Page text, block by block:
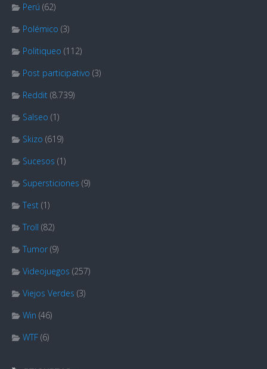
Perú (62)
Polémico (3)
Politiqueo (112)
Post participativo (3)
Reddit (8.739)
Salseo (1)
Skizo (619)
Sucesos (1)
Supersticiones (9)
Test (1)
Troll (82)
Tumor (9)
Videojuegos (257)
Viejos Verdes (3)
Win (46)
WTF (6)